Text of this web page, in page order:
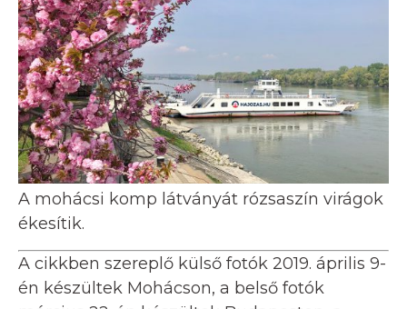
A mohácsi komp látványát rózsaszín virágok
ékesítik.
A cikkben szereplő külső fotók 2019. április 9-
én készültek Mohácson, a belső fotók